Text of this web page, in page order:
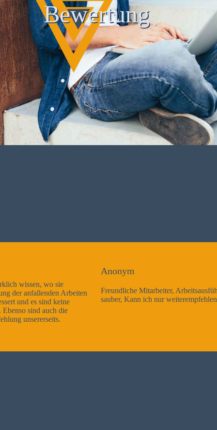
Bewertung
Freundliche Mitarbeiter, Arbeitsausführung sehr gut und sehr
sauber, Kann ich nur weiterempfehlen